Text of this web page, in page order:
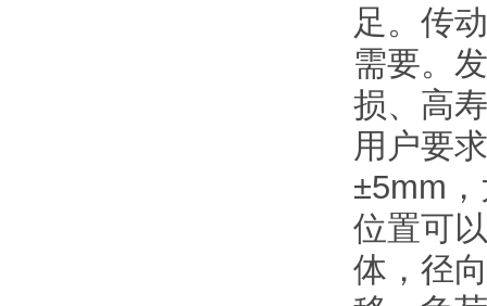
足。传
需要。
损、高
用户要
±5mm
位置可
体，径